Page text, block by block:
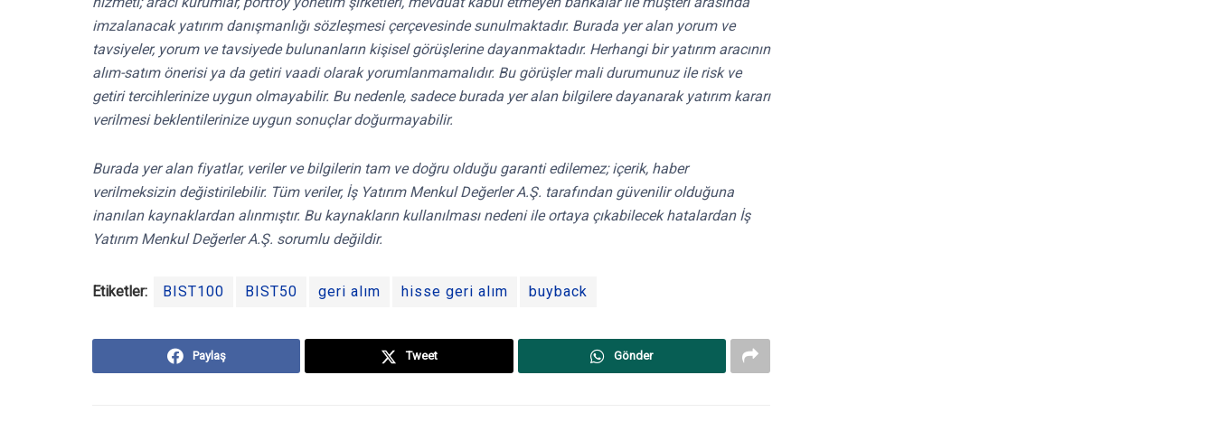
imzalanacak yatırım danışmanlığı sözleşmesi çerçevesinde sunulmaktadır. Burada yer alan yorum ve
tavsiyeler, yorum ve tavsiyede bulunanların kişisel görüşlerine dayanmaktadır. Herhangi bir yatırım aracının
alım-satım önerisi ya da getiri vaadi olarak yorumlanmamalıdır. Bu görüşler mali durumunuz ile risk ve
getiri tercihlerinize uygun olmayabilir. Bu nedenle, sadece burada yer alan bilgilere dayanarak yatırım kararı
verilmesi beklentilerinize uygun sonuçlar doğurmayabilir.
Burada yer alan fiyatlar, veriler ve bilgilerin tam ve doğru olduğu garanti edilemez; içerik, haber
verilmeksizin değistirilebilir. Tüm veriler, İş Yatırım Menkul Değerler A.Ş. tarafından güvenilir olduğuna
inanılan kaynaklardan alınmıştır. Bu kaynakların kullanılması nedeni ile ortaya çıkabilecek hatalardan İş
Yatırım Menkul Değerler A.Ş. sorumlu değildir.
Etiketler: BIST100 BIST50 geri alım hisse geri alım buyback
Paylaş Tweet Gönder